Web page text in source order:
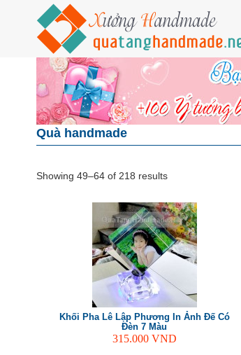
Quà handmade
Showing 49–64 of 218 results
Khối Pha Lê Lập Phương In Ảnh Đế Có
Đèn 7 Màu
315.000 VND